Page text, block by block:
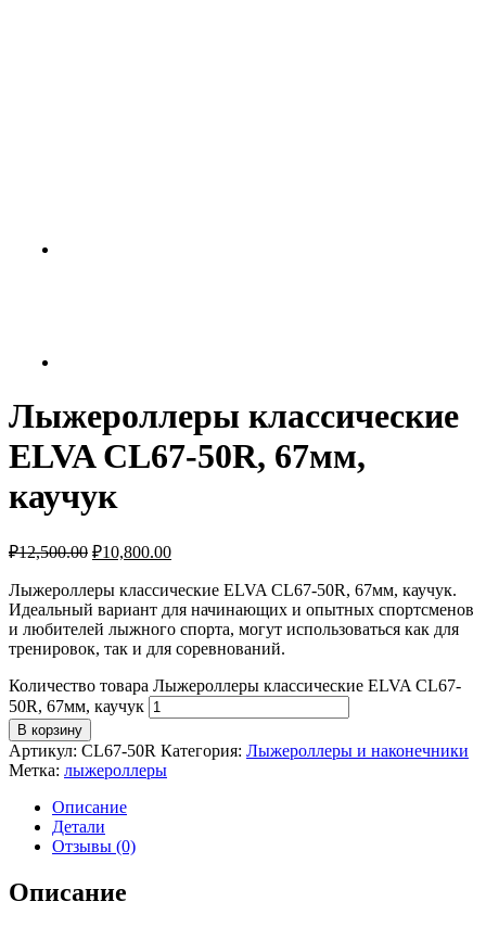
Лыжероллеры классические
ELVA CL67-50R, 67мм,
каучук
₽12,500.00 ₽10,800.00
Лыжероллеры классические ELVA CL67-50R, 67мм, каучук.
Идеальный вариант для начинающих и опытных спортсменов
и любителей лыжного спорта, могут использоваться как для
тренировок, так и для соревнований.
Количество товара Лыжероллеры классические ELVA CL67-
50R, 67мм, каучук
В корзину
Артикул: CL67-50R Категория: Лыжероллеры и наконечники
Метка: лыжероллеры
Описание
Детали
Отзывы (0)
Описание